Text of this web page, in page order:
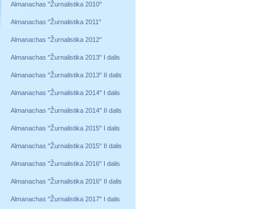
Almanachas "Žurnalistika 2010"
Almanachas "Žurnalistika 2011"
Almanachas "Žurnalistika 2012"
Almanachas "Žurnalistika 2013" I dalis
Almanachas "Žurnalistika 2013" II dalis
Almanachas "Žurnalistika 2014" I dalis
Almanachas "Žurnalistika 2014" II dalis
Almanachas "Žurnalistika 2015" I dalis
Almanachas "Žurnalistika 2015" II dalis
Almanachas "Žurnalistika 2016" I dalis
Almanachas "Žurnalistika 2016" II dalis
Almanachas "Žurnalistika 2017" I dalis